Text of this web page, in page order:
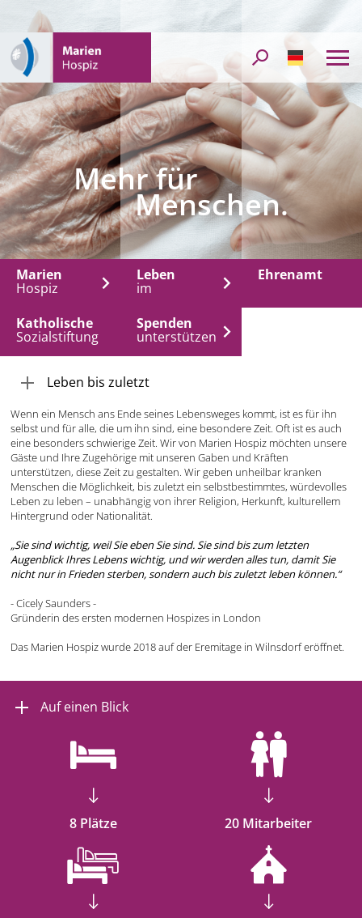
Mehr für
Menschen.
DE
Marien
Hospiz
Leben
im
Ehrenamt
Katholische
Sozialstiftung
Spenden
unterstützen
Leben bis zuletzt
Wenn ein Mensch ans Ende seines Lebensweges kommt, ist es für ihn
selbst und für alle, die um ihn sind, eine besondere Zeit. Oft ist es auch
eine besonders schwierige Zeit. Wir von Marien Hospiz möchten unsere
Gäste und Ihre Zugehörige mit unseren Gaben und Kräften
unterstützen, diese Zeit zu gestalten. Wir geben unheilbar kranken
Menschen die Möglichkeit, bis zuletzt ein selbstbestimmtes, würdevolles
Leben zu leben – unabhängig von ihrer Religion, Herkunft, kulturellem
Hintergrund oder Nationalität.
„Sie sind wichtig, weil Sie eben Sie sind. Sie sind bis zum letzten
Augenblick Ihres Lebens wichtig, und wir werden alles tun, damit Sie
nicht nur in Frieden sterben, sondern auch bis zuletzt leben können.“
- Cicely Saunders -
Gründerin des ersten modernen Hospizes in London
Das Marien Hospiz wurde 2018 auf der Eremitage in Wilnsdorf eröffnet.
Auf einen Blick
8 Plätze 20 Mitarbeiter